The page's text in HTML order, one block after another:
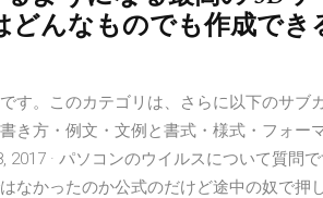
んなものでも作成でき
す。このカテゴリは、さらに以下のサブ
き方・例文・文例と書式・様式・フォー
· パソコンのウイルスについて質問
なかったのか公式のだけど途中の奴で押